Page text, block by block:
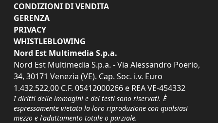
CONDIZIONI DI VENDITA
GERENZA
PRIVACY
WHISTLEBLOWING
Nord Est Multimedia S.p.a.
Nord Est Multimedia S.p.a. - Via Alessandro Poerio,
34, 30171 Venezia (VE). Cap. Soc. i.v. Euro
1.432.522,00 C.F. 05412000266 e REA VE-454332
I diritti delle immagini e dei testi sono riservati. È
espressamente vietata la loro riproduzione con qualsiasi
mezzo e l'adattamento totale o parziale.